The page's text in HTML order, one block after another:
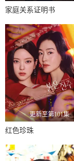
家庭关系证明书
更新至第101集
红色珍珠